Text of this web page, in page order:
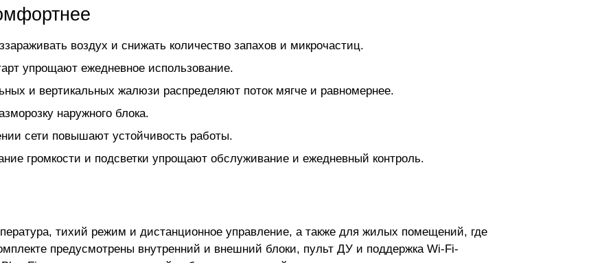
воздух и снижать количество запахов и микрочастиц.
упрощают ежедневное использование.
и вертикальных жалюзи распределяют поток мягче и равномернее.
наружного блока.
сети повышают устойчивость работы.
громкости и подсветки упрощают обслуживание и ежедневный контроль.
тихий режим и дистанционное управление, а также для жилых помещений, где
предусмотрены внутренний и внешний блоки, пульт ДУ и поддержка Wi-Fi-